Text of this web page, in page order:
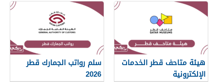
هيئة متاحف قطر الخدمات
الإلكترونية
سلم رواتب الجمارك قطر
2026